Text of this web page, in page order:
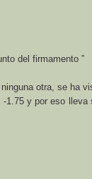
del firmamento ”
otra, se ha
-1.75 y por eso lleva